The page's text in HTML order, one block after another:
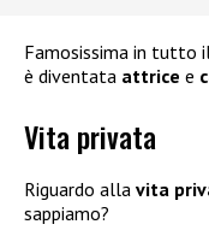
Famosissima in tutto
è diventata attrice e
Vita privata
Riguardo alla vita
sappiamo?